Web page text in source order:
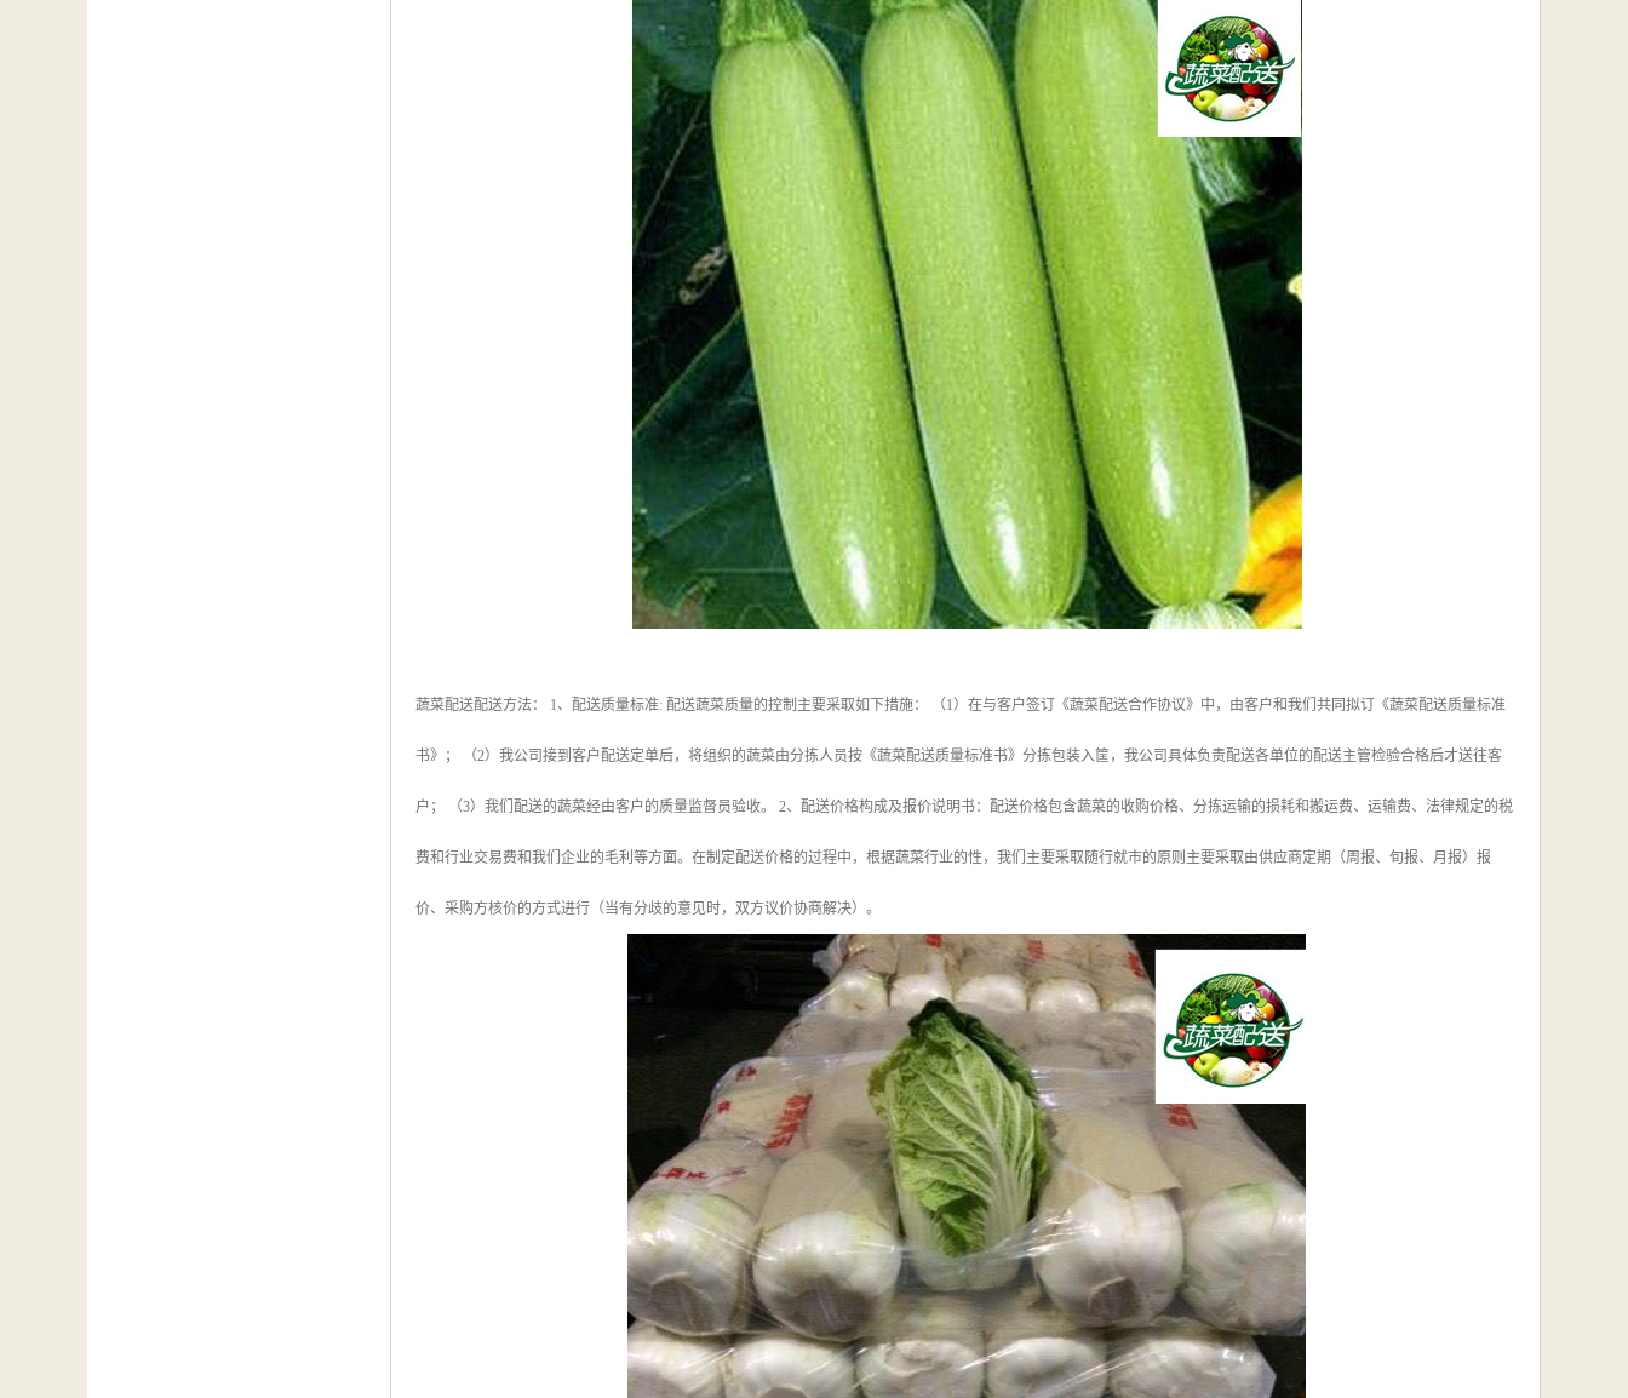
蔬菜配送配送方法： 1、配送质量标准: 配送蔬菜质量的控制主要采取如下措施： （1）在与客户签订《蔬菜配送合作协议》中，由客户和我们共同拟订《蔬菜配送质量标准
书》； （2）我公司接到客户配送定单后，将组织的蔬菜由分拣人员按《蔬菜配送质量标准书》分拣包装入筐，我公司具体负责配送各单位的配送主管检验合格后才送往客
户； （3）我们配送的蔬菜经由客户的质量监督员验收。 2、配送价格构成及报价说明书：配送价格包含蔬菜的收购价格、分拣运输的损耗和搬运费、运输费、法律规定的税
费和行业交易费和我们企业的毛利等方面。在制定配送价格的过程中，根据蔬菜行业的性，我们主要采取随行就市的原则主要采取由供应商定期（周报、旬报、月报）报
价、采购方核价的方式进行（当有分歧的意见时，双方议价协商解决）。